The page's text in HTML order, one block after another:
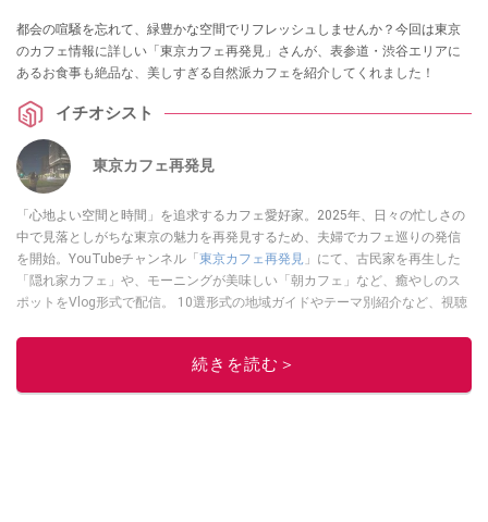
都会の喧騒を忘れて、緑豊かな空間でリフレッシュしませんか？今回は東京
のカフェ情報に詳しい「東京カフェ再発見」さんが、表参道・渋谷エリアに
あるお食事も絶品な、美しすぎる自然派カフェを紹介してくれました！
イチオシスト
東京カフェ再発見
「心地よい空間と時間」を追求するカフェ愛好家。2025年、日々の忙しさの
中で見落としがちな東京の魅力を再発見するため、夫婦でカフェ巡りの発信
を開始。YouTubeチャンネル「東京カフェ再発見 」にて、古民家を再生した
「隠れ家カフェ」や、モーニングが美味しい「朝カフェ」など、癒やしのス
ポットをVlog形式で配信。 10選形式の地域ガイドやテーマ別紹介など、視聴
このイチオシストの他の記事を読む
続きを読む＞